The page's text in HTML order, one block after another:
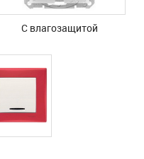
С влагозащитой